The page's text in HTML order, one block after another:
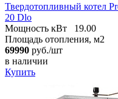
Твердотопливный котел
20 Dlo
Мощность кВт
19.00
Площадь отопления, м2
69990 руб./шт
в наличии
Купить